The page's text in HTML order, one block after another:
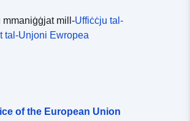
mmaniġġjat mill-Uffiċċju tal-
tal-Unjoni Ewropea
of the European Union